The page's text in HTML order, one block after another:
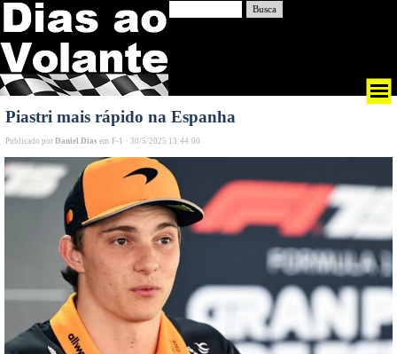
Busca
Piastri mais rápido na Espanha
Publicado por Daniel Dias em F-1 · 30/5/2025 13:44:00